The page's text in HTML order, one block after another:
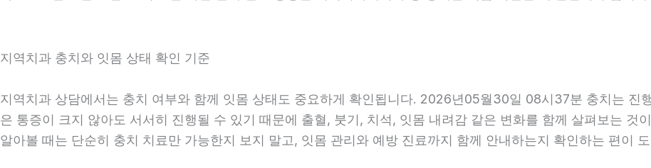
지역치과 충치와 잇몸 상태 확인 기준
지역치과 상담에서는 충치 여부와 함께 잇몸 상태도 중요하게 확인됩니다. 2026년05월30일 08시37분 충치는 진
은 통증이 크지 않아도 서서히 진행될 수 있기 때문에 출혈, 붓기, 치석, 잇몸 내려감 같은 변화를 함께 살펴보는
알아볼 때는 단순히 충치 치료만 가능한지 보지 말고, 잇몸 관리와 예방 진료까지 함께 안내하는지 확인하는 편이